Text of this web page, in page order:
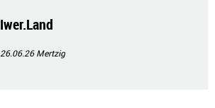
Iwer.Land
26.06.26Mertzig